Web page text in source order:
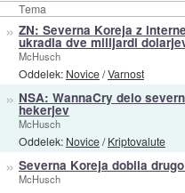
Tema
» ZN: Severna Koreja z
ukradla dve milijardi
McHusch
Oddelek: Novice/Varnost
» NSA: WannaCry delo
hekerjev
McHusch
Oddelek: Novice/Kriptovalute
» Severna Koreja dobila
McHusch